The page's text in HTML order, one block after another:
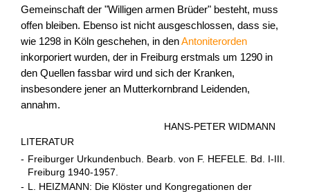
Gemeinschaft der "Willigen armen Brüder" besteht, muss
offen bleiben. Ebenso ist nicht ausgeschlossen, dass sie,
wie 1298 in Köln geschehen, in denAntoniterorden
inkorporiert wurden, der in Freiburg erstmals um 1290 in
den Quellen fassbar wird und sich der Kranken,
insbesondere jener an Mutterkornbrand Leidenden,
annahm.
HANS-PETER WIDMANN
LITERATUR
- Freiburger Urkundenbuch. Bearb. von F. HEFELE. Bd. I-III.
Freiburg 1940-1957.
- L. HEIZMANN: Die Klöster und Kongregationen der